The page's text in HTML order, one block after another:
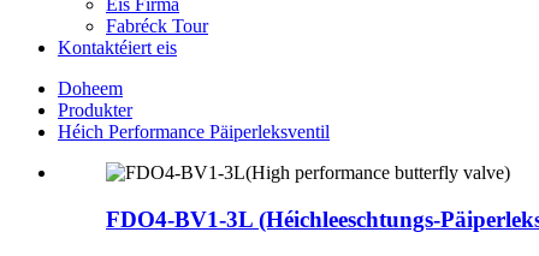
Eis Firma
Fabréck Tour
Kontaktéiert eis
Doheem
Produkter
Héich Performance Päiperleksventil
FDO4-BV1-3L (Héichleeschtungs-